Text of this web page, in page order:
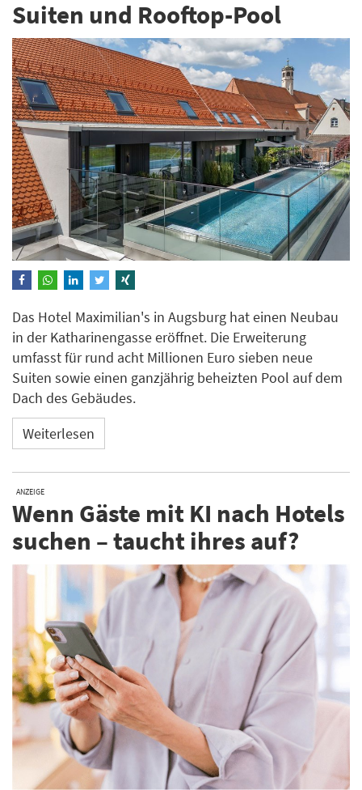
Suiten und Rooftop-Pool
Das Hotel Maximilian's in Augsburg hat einen Neubau
in der Katharinengasse eröffnet. Die Erweiterung
umfasst für rund acht Millionen Euro sieben neue
Suiten sowie einen ganzjährig beheizten Pool auf dem
Dach des Gebäudes.
Weiterlesen
ANZEIGE
Wenn Gäste mit KI nach Hotels
suchen – taucht ihres auf?